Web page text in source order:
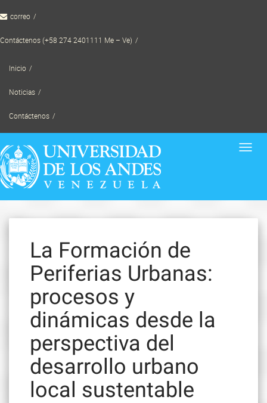
to correo
Contáctenos (+58 274 2401111 Me – Ve)
Inicio
Noticias
Contáctenos
La Formación de
Periferias Urbanas:
procesos y
dinámicas desde la
perspectiva del
desarrollo urbano
local sustentable